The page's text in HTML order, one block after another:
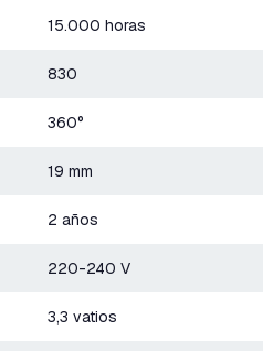
15.000 horas
830
360°
19 mm
2 años
220-240 V
3,3 vatios